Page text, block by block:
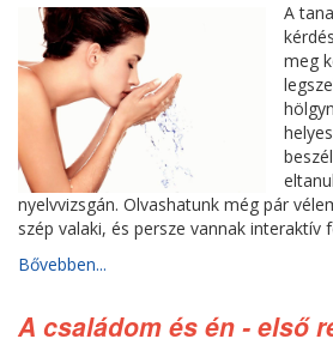
A
meg
nyelvvizsgán. Olvashatunk még pár
szép valaki, és persze vannak interaktív
Bővebben...
A családom és én - első